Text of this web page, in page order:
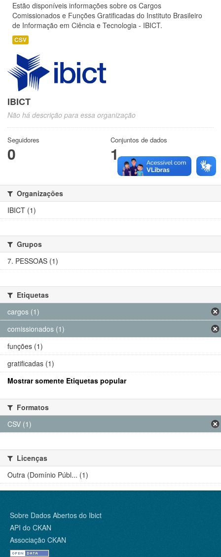
Estão disponíveis informações sobre os Cargos
Comissionados e Funções Gratificadas do Instituto Brasileiro
de Informação em Ciência e Tecnologia - IBICT.
CSV
IBICT
Não há descrição para essa organização
Seguidores
0
Conjuntos de dados
1
Organizações
IBICT (1)
Grupos
7. PESSOAS (1)
Etiquetas
cargos (1)
comissionados (1)
funções (1)
gratificadas (1)
Mostrar somente Etiquetas popular
Formatos
CSV (1)
Licenças
Outra (Domínio Públ... (1)
Sobre Dados Abertos do Ibict
API do CKAN
Associação CKAN